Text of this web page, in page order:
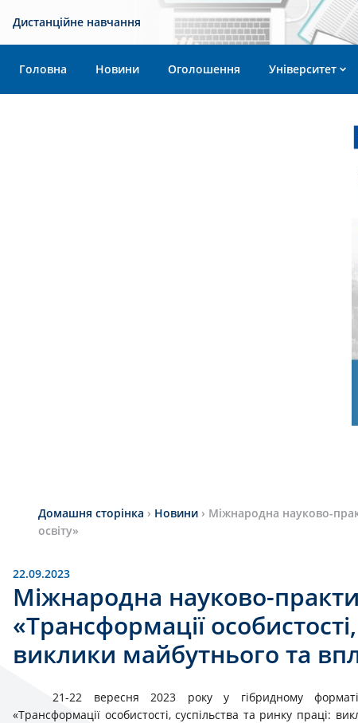
Дистанційне навчання
Головна Новини Оголошення Університет
Домашня сторінка › Новини › Міжнародна науково-
освіту»
22.09.2023
Міжнародна науково-
«Трансформації
виклики майбутнього та
21-22 вересня 2023 року у гібридному
«Трансформації особистості, суспільства та ринку праці: